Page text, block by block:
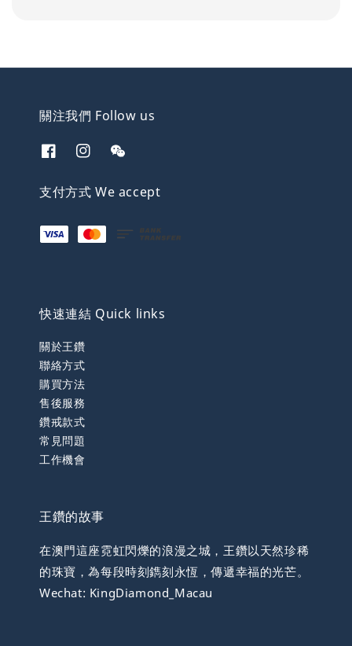
關注我們 Follow us
支付方式 We accept
快速連結 Quick links
關於王鑽
聯絡方式
購買方法
售後服務
鑽戒款式
常見問題
工作機會
王鑽的故事
在澳門這座霓虹閃爍的浪漫之城，王鑽以天然珍稀
的珠寶，為每段時刻鐫刻永恆，傳遞幸福的光芒。
Wechat: KingDiamond_Macau